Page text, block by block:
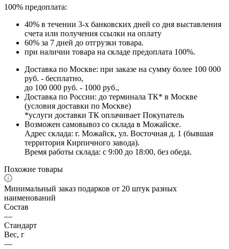
100% предоплата:
40% в течении 3-х банковских дней со дня выставления
счета или получения ссылки на оплату
60% за 7 дней до отгрузки товара.
при наличии товара на складе предоплата 100%.
Доставка по Москве: при заказе на сумму более 100 000
руб. - бесплатно,
до 100 000 руб. - 1000 руб.,
Доставка по России: до терминала ТК* в Москве
(условия доставки по Москве)
*услуги доставки ТК оплачивает Покупатель
Возможен самовывоз со склада в Можайске.
Адрес склада: г. Можайск, ул. Восточная д. 1 (бывшая
территория Кирпичного завода).
Время работы склада: с 9:00 до 18:00, без обеда.
Похожие товары
Минимальный заказ подарков от 20 штук разных
наименований
Состав
—
Стандарт
Вес, г
—